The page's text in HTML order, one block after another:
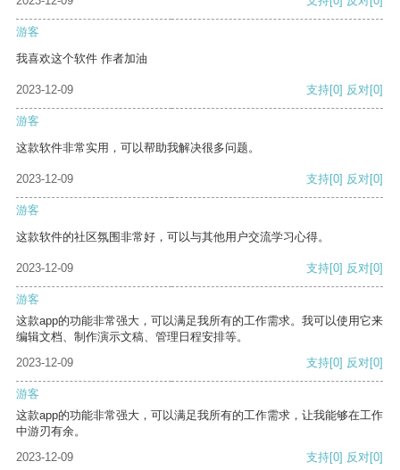
游客
我喜欢这个软件 作者加油
2023-12-09 支持[0] 反对[0]
游客
这款软件非常实用，可以帮助我解决很多问题。
2023-12-09 支持[0] 反对[0]
游客
这款软件的社区氛围非常好，可以与其他用户交流学习心得。
2023-12-09 支持[0] 反对[0]
游客
这款app的功能非常强大，可以满足我所有的工作需求。我可以使用它来
编辑文档、制作演示文稿、管理日程安排等。
2023-12-09
支持[0] 反对[0]
游客
这款app的功能非常强大，可以满足我所有的工作需求，让我能够在工作
中游刃有余。
2023-12-09
支持[0] 反对[0]